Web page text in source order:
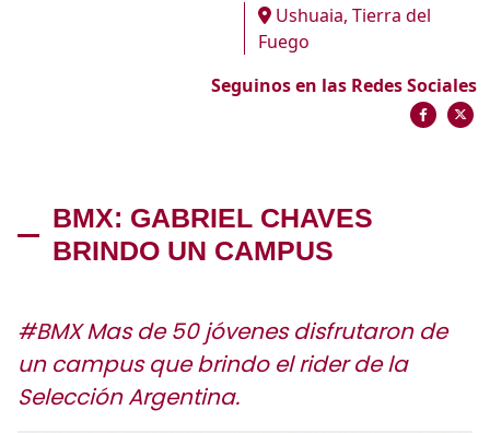
Ushuaia, Tierra del
Fuego
Seguinos en las Redes Sociales
BMX: GABRIEL CHAVES
BRINDO UN CAMPUS
#BMX Mas de 50 jóvenes disfrutaron de
un campus que brindo el rider de la
Selección Argentina.